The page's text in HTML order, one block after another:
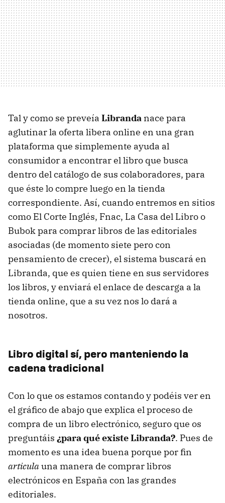
Tal y como se preveía Libranda nace para
aglutinar la oferta libera online en una gran
plataforma que simplemente ayuda al
consumidor a encontrar el libro que busca
dentro del catálogo de sus colaboradores, para
que éste lo compre luego en la tienda
correspondiente. Así, cuando entremos en sitios
como El Corte Inglés, Fnac, La Casa del Libro o
Bubok para comprar libros de las editoriales
asociadas (de momento siete pero con
pensamiento de crecer), el sistema buscará en
Libranda, que es quien tiene en sus servidores
los libros, y enviará el enlace de descarga a la
tienda online, que a su vez nos lo dará a
nosotros.
Libro digital sí, pero manteniendo la
cadena tradicional
Con lo que os estamos contando y podéis ver en
el gráfico de abajo que explica el proceso de
compra de un libro electrónico, seguro que os
preguntáis ¿para qué existe Libranda?. Pues de
momento es una idea buena porque por fin
articulauna manera de comprar libros
electrónicos en España con las grandes
editoriales.